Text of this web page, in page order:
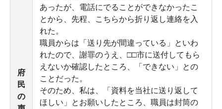
府
民
の
あったが、電話にでることができなかったこ
とから、先程、こちらから折り返し連絡を入
れた。
職員からは「送り先が間違っている」といわ
れたので、謝罪のうえ、□□市に送付してもら
えないか確認したところ、「できない」との
ことだった。
そのため、私は、「資料を当社に送り返して
ほしい」とお願いしたところ、職員は封筒の